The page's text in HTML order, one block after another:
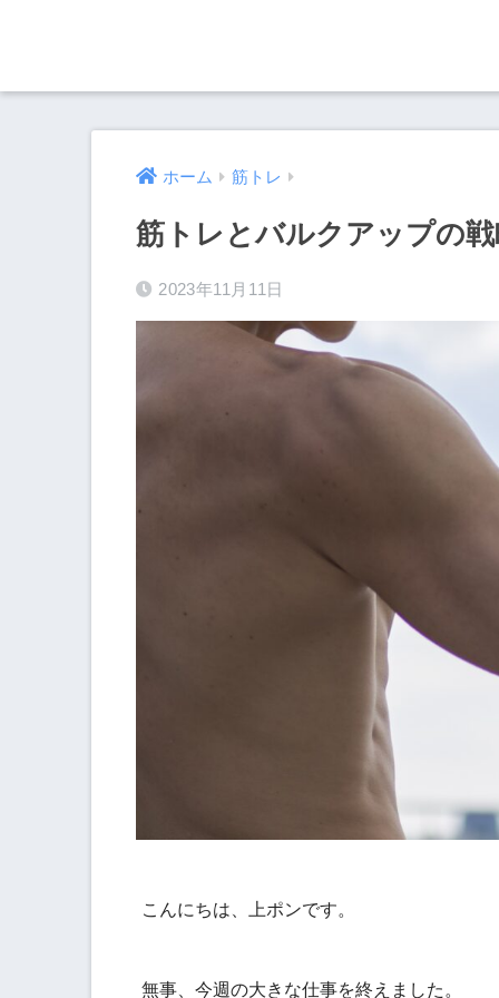
ホーム 筋トレ
筋トレとバルクアップの
2023年11月11日
こんにちは、上ポンです。
無事、今週の大きな仕事を終えました。